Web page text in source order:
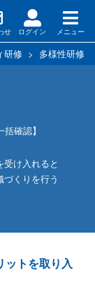
せ ログイン メニュー
研修 > 多様性研修
確認】
け入れると
くりを行う
ットを取り入